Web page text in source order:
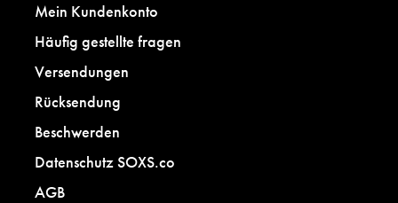
Mein Kundenkonto
Häufig gestellte fragen
Versendungen
Rücksendung
Beschwerden
Datenschutz SOXS.co
AGB